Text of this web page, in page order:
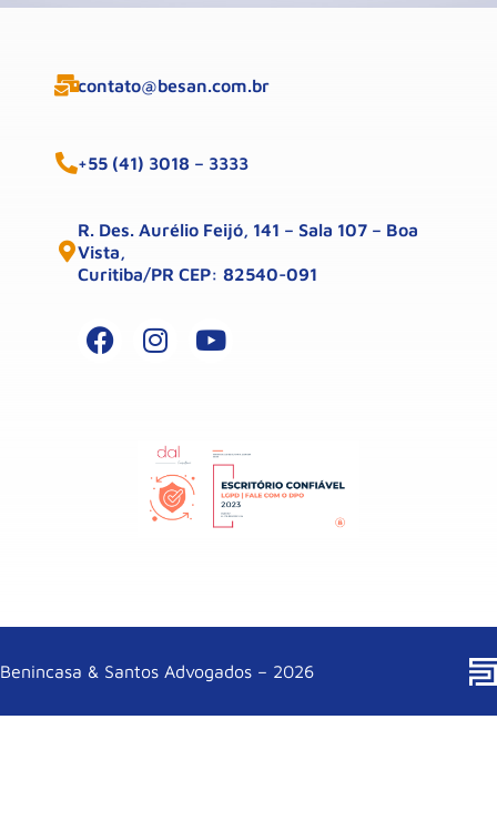
contato@besan.com.br
+55 (41) 3018 – 3333
R. Des. Aurélio Feijó, 141 – Sala 107 – Boa
Vista,
Curitiba/PR CEP: 82540-091
Benincasa & Santos Advogados – 2026